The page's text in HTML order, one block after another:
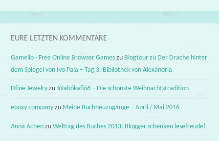
EURE LETZTEN KOMMENTARE
Gameilo - Free Online Browser Games zu Blogtour zu Der Drache hinter
dem Spiegel von Ivo Pala – Tag 3: Bibliothek von Alexandria
Dfine Jewelry zuJólabókaflóð – Die schönste Weihnachtstradition
epoxy company zu Meine Buchneuzugänge – April / Mai 2016
Anna Achen zuWelttag des Buches 2013: Blogger schenken lesefreude!